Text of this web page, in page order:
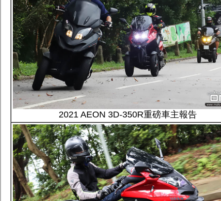
2021 AEON 3D-350R重磅車主報告